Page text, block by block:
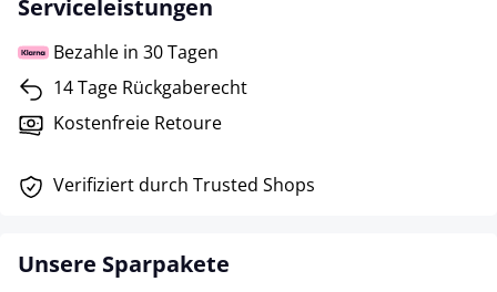
Serviceleistungen
Bezahle in 30 Tagen
14 Tage Rückgaberecht
Kostenfreie Retoure
Verifiziert durch Trusted Shops
Unsere Sparpakete